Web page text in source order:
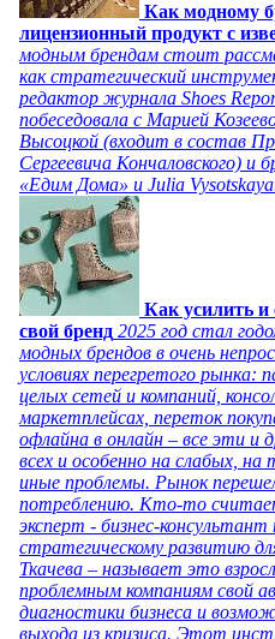
Как модному
лицензионный продукт с
модным брендам стоит
как стратегический
редактор журнала Shoes
побеседовала с Марией
Высоцкой (входит в состав
Сергеевича Кончаловского) и
«Едим Дома» и Julia
Как усилить и
свой бренд 2025 год стал
модных брендов в очень
условиях перегретого рынка:
целых сетей и компаний,
маркетплейсах, переток
офлайна в онлайн – все эти и
всех и особенно на слабых,
иные проблемы. Рынок
потреблению. Кто-то
эксперт - бизнес-
стратегическому развитию
Ткачева – называет это
проблемным компаниям свой
диагностики бизнеса и
выхода из кризиса. Этот